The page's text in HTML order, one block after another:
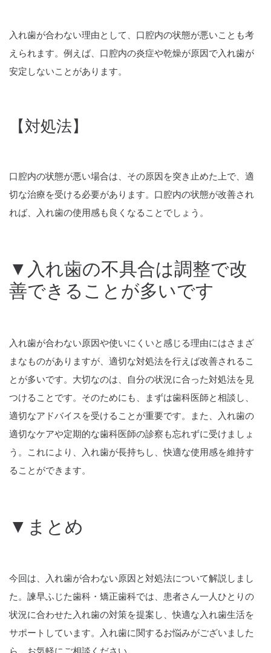
入れ歯が合わない理由として、口腔内の状態が悪いことも考
えられます。例えば、口腔内の炎症や乾燥が原因で入れ歯が
安定しないことがあります。
【対処法】
口腔内の状態が悪い場合は、その原因を突き止めた上で、適
切な治療を受ける必要があります。口腔内の状態が改善され
れば、入れ歯の使用感も良くなることでしょう。
▼入れ歯の不具合は調整で改
善できることが多いです
入れ歯が合わない原因や使いにくいと感じる理由にはさまざ
まなものがありますが、適切な対処法を行えば改善されるこ
とが多いです。大切なのは、自分の状況に合った対処法を見
つけることです。そのためにも、まずは歯科医師と相談し、
適切なアドバイスを受けることが重要です。また、入れ歯の
適切なケアや定期的な歯科医師の診察も忘れずに受けましょ
う。これにより、入れ歯が長持ちし、快適な使用感を維持す
ることができます。
▼まとめ
今回は、入れ歯が合わない原因と対処法について解説しまし
た。諫早ふじた歯科・矯正歯科では、患者さん一人ひとりの
状況に合わせた入れ歯の対策を提案し、快適な入れ歯生活を
サポートしています。入れ歯に関するお悩みがございました